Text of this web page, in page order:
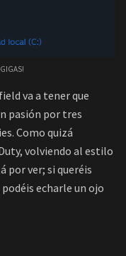
va a tener que
pasión por tres
Como quizá
volviendo al estilo
por ver; si queréis
echarle un ojo